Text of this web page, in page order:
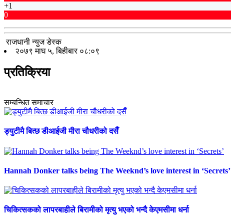
+1
0
राजधानी न्युज डेस्क
२०७९ माघ ५, बिहीबार ०८:०९
प्रतिक्रिया
सम्बन्धित समाचार
ड्युटीमै बित्छ डीआईजी मीरा चौधरीको दसैँ
Hannah Donker talks being The Weeknd’s love interest in ‘Secrets’
चिकित्सकको लापरबाहीले बिरामीको मृत्यु भएको भन्दै केएमसीमा धर्ना